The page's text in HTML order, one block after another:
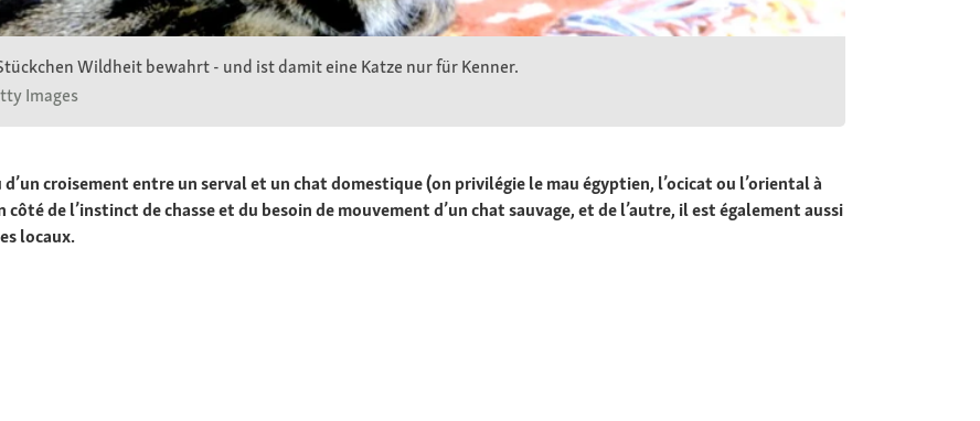
Wildheit bewahrt - und ist damit eine Katze nur für Kenner.
Images
croisement entre un serval et un chat domestique (on privilégie le mau égyptien, l’ocicat ou l’oriental à
de l’instinct de chasse et du besoin de mouvement d’un chat sauvage, et de l’autre, il est également aussi
locaux.